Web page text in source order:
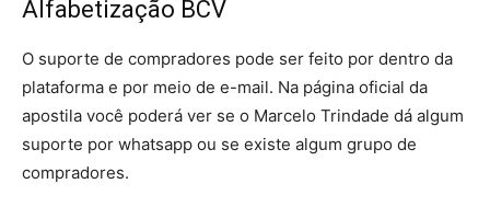
Alfabetização BCV
O suporte de compradores pode ser feito por dentro da
plataforma e por meio de e-mail. Na página oficial da
apostila você poderá ver se o Marcelo Trindade dá algum
suporte por whatsapp ou se existe algum grupo de
compradores.